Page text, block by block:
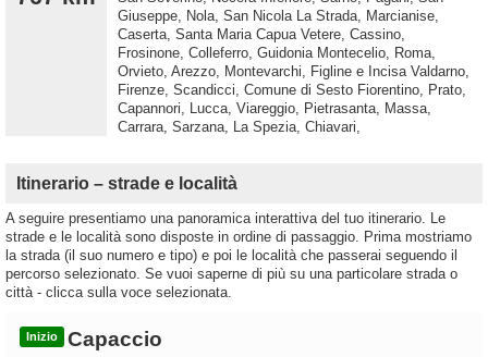
Giuseppe, Nola, San Nicola La Strada, Marcianise,
Caserta, Santa Maria Capua Vetere, Cassino,
Frosinone, Colleferro, Guidonia Montecelio, Roma,
Orvieto, Arezzo, Montevarchi, Figline e Incisa Valdarno,
Firenze, Scandicci, Comune di Sesto Fiorentino, Prato,
Capannori, Lucca, Viareggio, Pietrasanta, Massa,
Carrara, Sarzana, La Spezia, Chiavari,
Itinerario – strade e località
A seguire presentiamo una panoramica interattiva del tuo itinerario. Le
strade e le località sono disposte in ordine di passaggio. Prima mostriamo
la strada (il suo numero e tipo) e poi le località che passerai seguendo il
percorso selezionato. Se vuoi saperne di più su una particolare strada o
città - clicca sulla voce selezionata.
Inizio Capaccio